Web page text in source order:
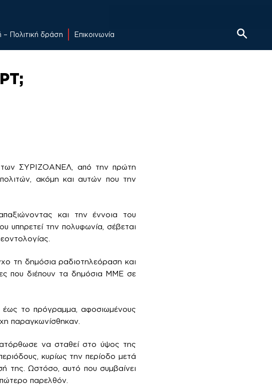
– Πολιτική δράση Επικοινωνία
των ΣΥΡΙΖΟΑΝΕΛ, από την πρώτη
ακόμη και αυτών που την
και την έννοια του
την πολυφωνία, σέβεται
τη δημόσια ραδιοτηλεόραση και
που διέπουν τα δημόσια ΜΜΕ σε
έως το πρόγραμμα, αφοσιωμένους
παραγκωνίσθηκαν.
να σταθεί στο ύψος της
κυρίως την περίοδο μετά
της. Ωστόσο, αυτό που συμβαίνει
παρελθόν.